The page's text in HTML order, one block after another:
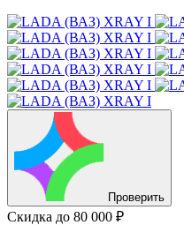
Проверить
Скидка до 80 000 ₽